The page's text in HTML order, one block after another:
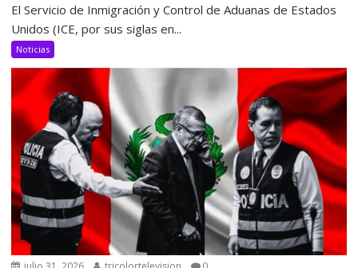
El Servicio de Inmigración y Control de Aduanas de Estados
Unidos (ICE, por sus siglas en...
Noticias